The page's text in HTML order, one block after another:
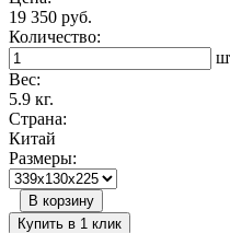
19 350 руб.
Количество:
Вес:
5.9 кг.
Страна:
Китай
Размеры:
В корзину
Купить в 1 клик